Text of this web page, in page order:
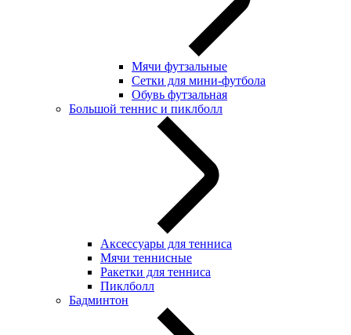
Мячи футзальные
Сетки для мини-футбола
Обувь футзальная
Большой теннис и пиклболл
Аксессуары для тенниса
Мячи теннисные
Ракетки для тенниса
Пиклболл
Бадминтон